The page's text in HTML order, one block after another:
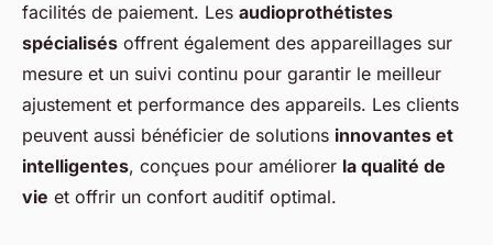
facilités de paiement. Les audioprothétistes
spécialisés offrent également des appareillages sur
mesure et un suivi continu pour garantir le meilleur
ajustement et performance des appareils. Les clients
peuvent aussi bénéficier de solutions innovantes et
intelligentes, conçues pour améliorer la qualité de
vie et offrir un confort auditif optimal.